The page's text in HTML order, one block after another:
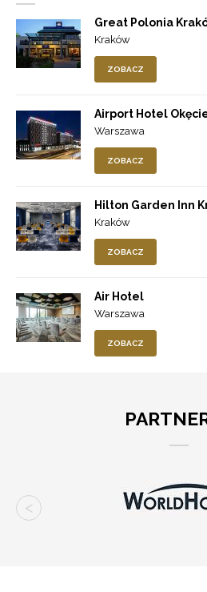
Great Polonia
Kraków
ZOBACZ
Airport Hotel
Warszawa
ZOBACZ
Hilton Garden Inn
Kraków
ZOBACZ
Air Hotel
Warszawa
ZOBACZ